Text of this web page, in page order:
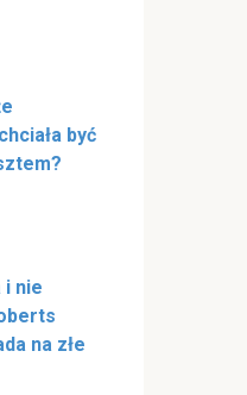
być
i nie
na złe